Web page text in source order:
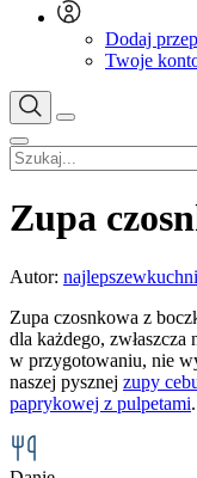
Dodaj
Twoje
Zupa
Autor:
Zupa czosnkowa z
dla każdego, zwłaszcza
w przygotowaniu, nie
naszej pysznej zupy
paprykowej z pulpetami